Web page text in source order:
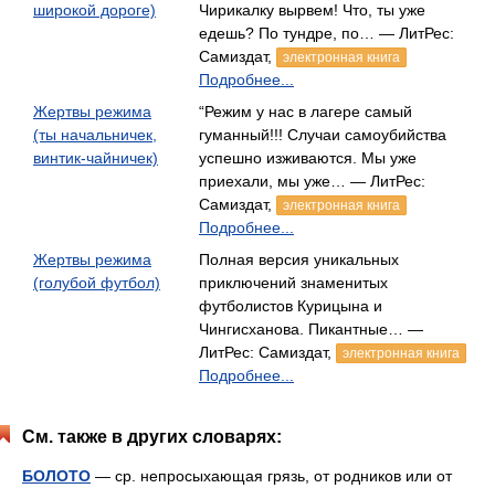
широкой дороге)
Чирикалку вырвем! Что, ты уже
едешь? По тундре, по… — ЛитРес:
Самиздат,
электронная книга
Подробнее...
Жертвы режима
(ты начальничек,
винтик-чайничек)
“Режим у нас в лагере самый
гуманный!!! Случаи самоубийства
успешно изживаются. Мы уже
приехали, мы уже… — ЛитРес:
Самиздат,
электронная книга
Подробнее...
Жертвы режима
(голубой футбол)
Полная версия уникальных
приключений знаменитых
футболистов Курицына и
Чингисханова. Пикантные… —
ЛитРес: Самиздат,
электронная книга
Подробнее...
См. также в других словарях:
БОЛОТО — ср. непросыхающая грязь, от родников или от